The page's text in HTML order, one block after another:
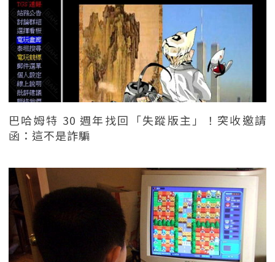
巴哈姆特 30 週年找回「失蹤版主」！突收邀請
函：這不是詐騙